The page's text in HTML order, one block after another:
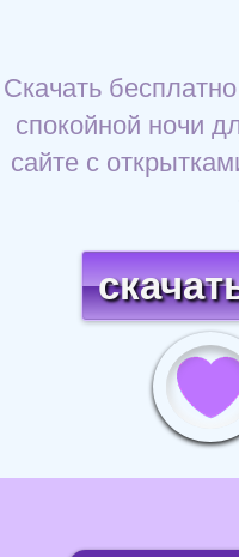
Скачать
спокойной ночи
сайте с